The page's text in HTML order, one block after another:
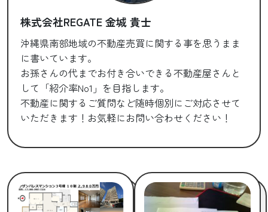
株式会社REGATE 金城 貴士
沖縄県南部地域の不動産売買に関する事を思うまま
に書いています。
お孫さんの代までお付き合いできる不動産屋さんと
して「紹介率No1」を目指します。
不動産に関するご質問など随時個別にご対応させて
いただきます！お気軽にお問い合わせください！